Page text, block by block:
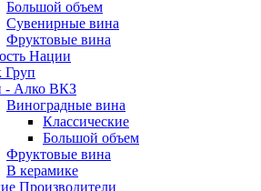
Большой объем
Сувенирные вина
Фруктовые вина
Нации
Груп
- Алко ВКЗ
Виноградные вина
Классические
Большой объем
Фруктовые вина
В керамике
Производители